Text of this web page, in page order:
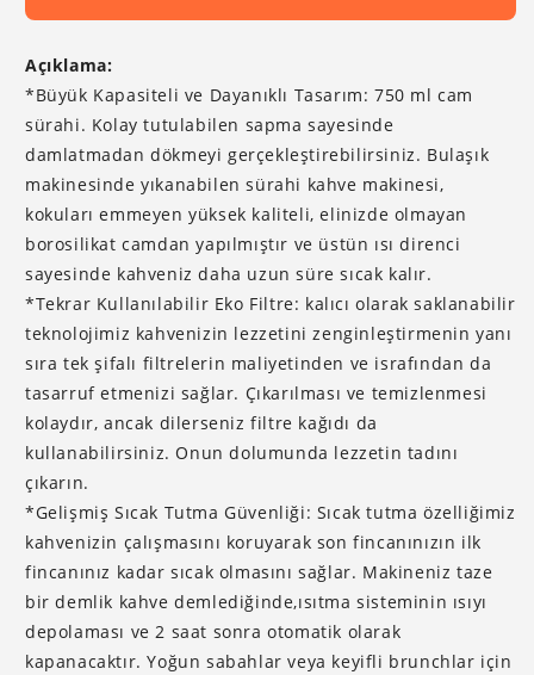
Açıklama:
*Büyük Kapasiteli ve Dayanıklı Tasarım: 750 ml cam
sürahi. Kolay tutulabilen sapma sayesinde
damlatmadan dökmeyi gerçekleştirebilirsiniz. Bulaşık
makinesinde yıkanabilen sürahi kahve makinesi,
kokuları emmeyen yüksek kaliteli, elinizde olmayan
borosilikat camdan yapılmıştır ve üstün ısı direnci
sayesinde kahveniz daha uzun süre sıcak kalır.
*Tekrar Kullanılabilir Eko Filtre: kalıcı olarak saklanabilir
teknolojimiz kahvenizin lezzetini zenginleştirmenin yanı
sıra tek şifalı filtrelerin maliyetinden ve israfından da
tasarruf etmenizi sağlar. Çıkarılması ve temizlenmesi
kolaydır, ancak dilerseniz filtre kağıdı da
kullanabilirsiniz. Onun dolumunda lezzetin tadını
çıkarın.
*Gelişmiş Sıcak Tutma Güvenliği: Sıcak tutma özelliğimiz
kahvenizin çalışmasını koruyarak son fincanınızın ilk
fincanınız kadar sıcak olmasını sağlar. Makineniz taze
bir demlik kahve demlediğinde,ısıtma sisteminin ısıyı
depolaması ve 2 saat sonra otomatik olarak
kapanacaktır. Yoğun sabahlar veya keyifli brunchlar için